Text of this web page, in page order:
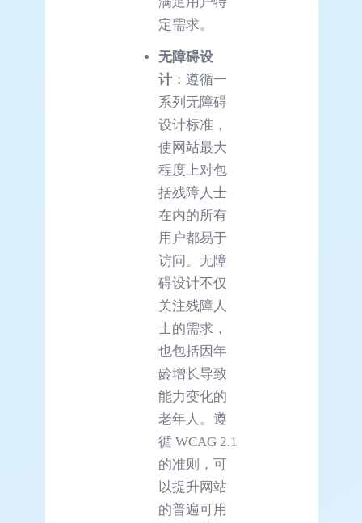
定需求。
无障碍设
计 ：遵循一
系列无障碍
设计标准，
使网站最大
程度上对包
括残障人士
在内的所有
用户都易于
访问。无障
碍设计不仅
关注残障人
士的需求，
也包括因年
龄增长导致
能力变化的
老年人。遵
循 WCAG 2.1
的准则，可
以提升网站
的普遍可用